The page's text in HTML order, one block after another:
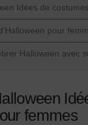
Idées de
pour
Halloween avec
femmes